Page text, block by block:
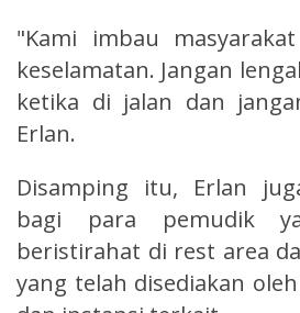
"Kami imbau
keselamatan. Jangan
ketika di jalan dan
Erlan.
Disamping itu, Erlan
bagi para pemudik
beristirahat di rest area
yang telah disediakan